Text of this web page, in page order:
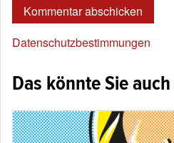
Datenschutzbestimmungen
Das könnte Sie